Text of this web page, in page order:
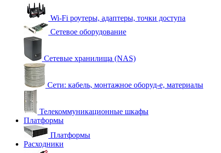
Wi-Fi роутеры, адаптеры, точки доступа
Сетевое оборудование
Сетевые хранилища (NAS)
Сети: кабель, монтажное оборуд-е, материалы
Телекоммуникационные шкафы
Платформы
Платформы
Расходники